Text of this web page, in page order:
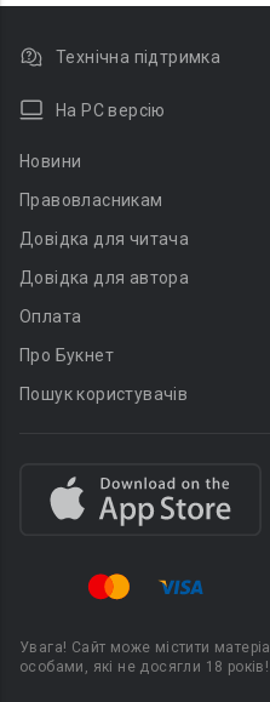
Технічна підтримка
На PC версію
Новини
Правовласникам
Довідка для читача
Довідка для автора
Оплата
Про Букнет
Пошук користувачів
Увага! Сайт може містити
особами, які не досягли 18 років!